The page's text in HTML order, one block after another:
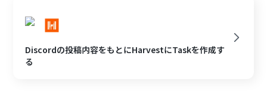
Discordの投稿内容をもとにHarvestにTaskを作成す
る